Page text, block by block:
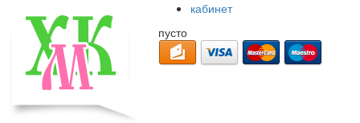
кабинет
пусто